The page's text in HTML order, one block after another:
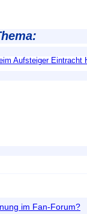
Aufsteiger Eintracht
im Fan-Forum?